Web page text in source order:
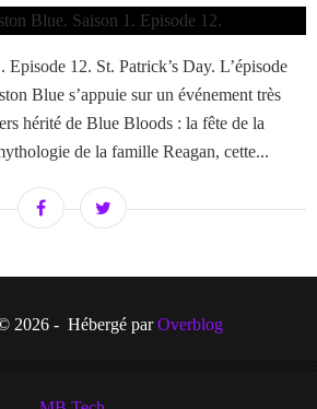
12. St. Patrick’s Day. L’épisode
Blue s’appuie sur un événement très
hérité de Blue Bloods : la fête de la
de la famille Reagan, cette...
2026 - Hébergé parOverblog